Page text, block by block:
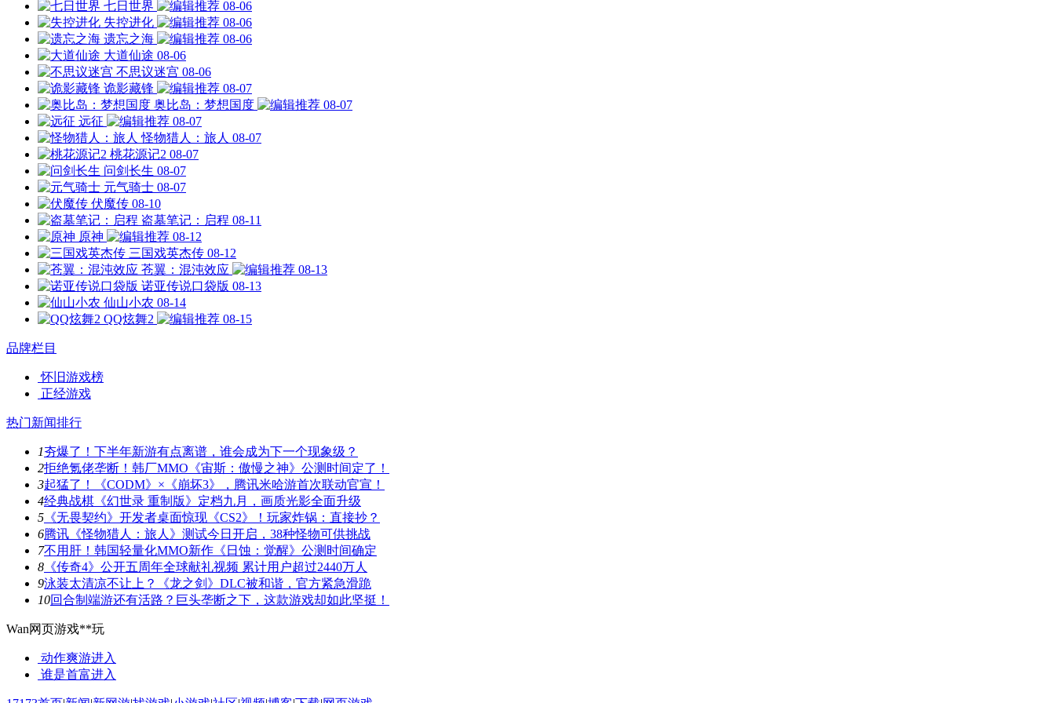
七日世界
08-06
失控进化
08-06
遗忘之海
08-06
大道仙途 08-06
不思议迷宫 08-06
诡影藏锋
08-07
奥比岛：梦想国度
08-07
远征
08-07
怪物猎人：旅人 08-07
桃花源记2 08-07
问剑长生 08-07
元气骑士 08-07
伏魔传 08-10
盗墓笔记：启程 08-11
原神
08-12
三国戏英杰传 08-12
苍翼：混沌效应
08-13
诺亚传说口袋版 08-13
仙山小农 08-14
QQ炫舞2
08-15
品牌栏目
怀旧游戏榜
正经游戏
热门新闻排行
1夯爆了！下半年新游有点离谱，谁会成为下一个现象级？
2拒绝氪佬垄断！韩厂MMO《宙斯：傲慢之神》公测时间定了！
3起猛了！《CODM》×《崩坏3》，腾讯米哈游首次联动官宣！
4经典战棋《幻世录 重制版》定档九月，画质光影全面升级
5 《无畏契约》开发者桌面惊现《CS2》！玩家炸锅：直接抄？
6腾讯《怪物猎人：旅人》测试今日开启，38种怪物可供挑战
7不用肝！韩国轻量化MMO新作《日蚀：觉醒》公测时间确定
8 《传奇4》公开五周年全球献礼视频 累计用户超过2440万人
9泳装太清凉不让上？《龙之剑》DLC被和谐，官方紧急滑跪
10回合制端游还有活路？巨头垄断之下，这款游戏却如此坚挺！
Wan网页游戏**玩
动作爽游进入
谁是首富进入